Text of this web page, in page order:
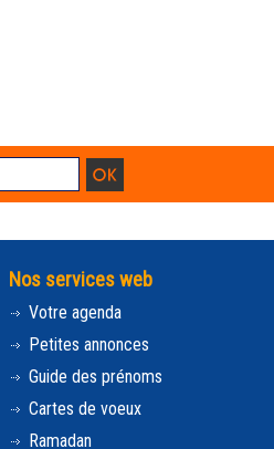
Nos services web
Votre agenda
Petites annonces
Guide des prénoms
Cartes de voeux
Ramadan